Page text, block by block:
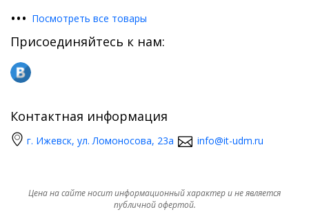
••• Посмотреть все товары
Присоединяйтесь к нам:
Контактная информация
г. Ижевск, ул. Ломоносова, 23а info@it-udm.ru
Цена на сайте носит информационный характер и не является
публичной офертой.